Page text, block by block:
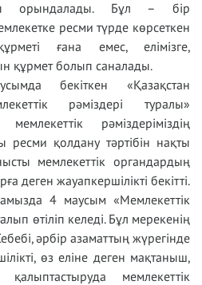
орындалады. Бұл – бір
ресми түрде көрсеткен
ғана емес, елімізге,
құрмет болып саналады.
бекіткен «Қазақстан
рәміздері туралы»
рәміздеріміздің
қолдану тәртібін нақты
мемлекеттік органдардың
деген жауапкершілікті бекітті.
4 маусым «Мемлекеттік
өтіліп келеді. Бұл мерекенің
әрбір азаматтың жүрегінде
өз еліне деген мақтаныш,
қалыптастыруда мемлекеттік